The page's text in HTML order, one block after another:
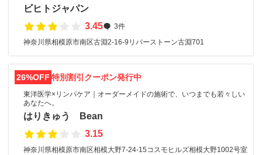
ビヒトジャパン
3.45
3件
神奈川県相模原市南区古淵2-16-9リバーストーン古淵701
26%OFF 特別割引クーポン発行中
東洋医学×リンパケア｜オーダーメイドの施術で、いつまでも若々しい
あなたへ。
はりきゅう Bean
3.15
神奈川県相模原市南区相模大野7-24-15コスモヒルズ相模大野1002号室